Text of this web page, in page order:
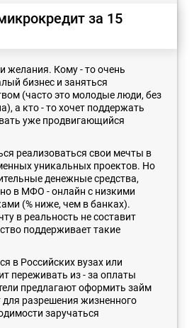
за 15
желания. Кому - то очень
бизнес и заняться
(часто это молодые люди, без
а кто - то хочет поддержать
уже продвигающийся
реализоваться свои мечты в
уникальных проектов. Но
денежные средства,
в МФО - онлайн с низкими
(% ниже, чем в банках).
в реальность не составит
поддерживает такие
в Российских вузах или
переживать из - за оплаты
предлагают оформить займ
для разрешения жизненного
заручаться